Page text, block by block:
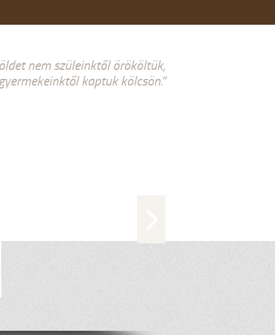
nem szüleinktől örököltük,
kaptuk kölcsön.”